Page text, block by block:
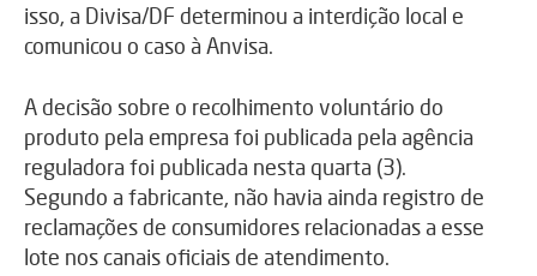
isso, a Divisa/DF determinou a interdição local e
comunicou o caso à Anvisa.
A decisão sobre o recolhimento voluntário do
produto pela empresa foi publicada pela agência
reguladora foi publicada nesta quarta (3).
Segundo a fabricante, não havia ainda registro de
reclamações de consumidores relacionadas a esse
lote nos canais oficiais de atendimento.